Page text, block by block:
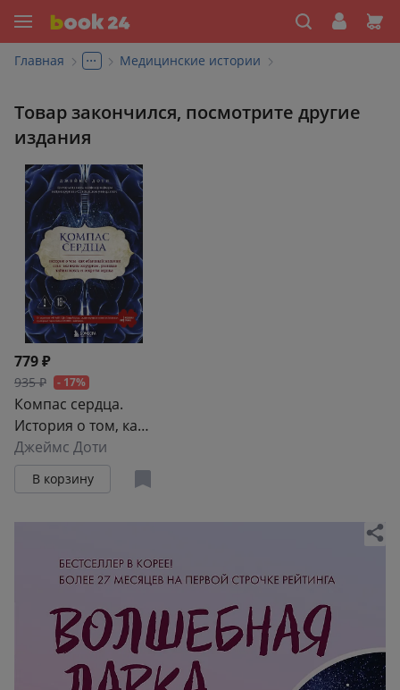
Главная ... Медицинские истории
Товар закончился, посмотрите другие
издания
779 ₽
935 ₽ - 17%
Компас сердца.
История о том, как
обычный мальчик
стал великим
хирургом, разгадав
Джеймс Доти
В корзину